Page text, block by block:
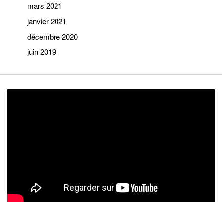
mars 2021
janvier 2021
décembre 2020
juin 2019